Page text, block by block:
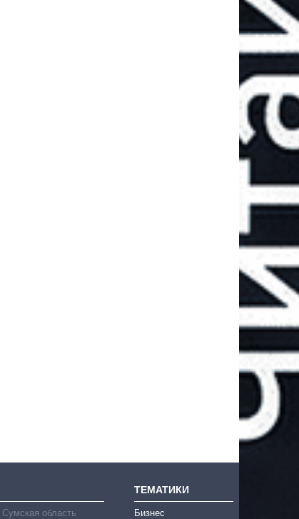
Сумская область
ТЕМАТИКИ
Бизнес